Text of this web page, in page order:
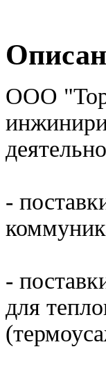
ООО
-
-
для